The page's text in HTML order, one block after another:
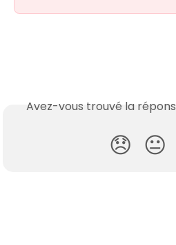
Avez-vous trouvé la
😞 😐